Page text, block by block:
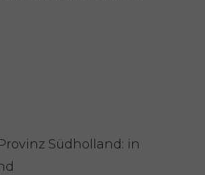
Südholland: in